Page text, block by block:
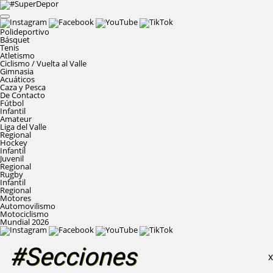
Polideportivo
Básquet
Tenis
Atletismo
Ciclismo / Vuelta al Valle
Gimnasia
Acuáticos
Caza y Pesca
De Contacto
Fútbol
Infantil
Amateur
Liga del Valle
Regional
Hockey
Infantil
Juvenil
Regional
Rugby
Infantil
Regional
Motores
Automovilismo
Motociclismo
Mundial 2026
#Secciones X